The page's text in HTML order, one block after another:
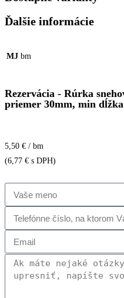
Ďalšie informácie
MJ bm
Rezervácia - Rúrka
priemer 30mm, min
5,50 € / bm
(6,77 € s DPH)